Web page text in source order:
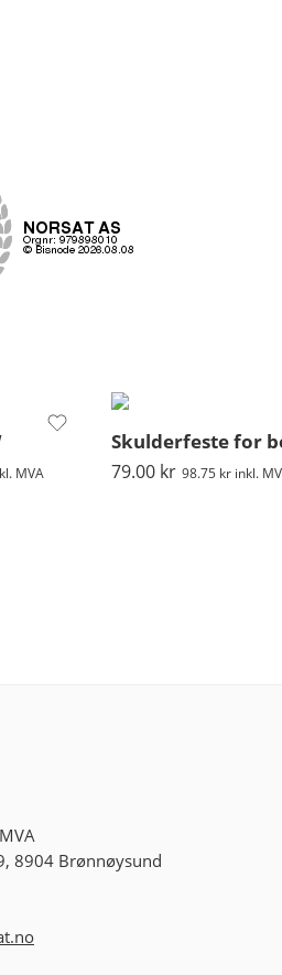
MVA
Skulderfeste for
79.00 kr 98.75 kr inkl.
8904 Brønnøysund